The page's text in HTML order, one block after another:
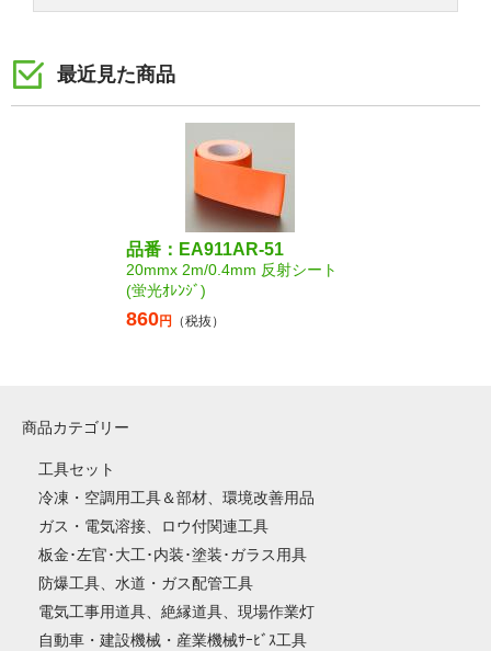
最近見た商品
品番：EA911AR-51
20mmx 2m/0.4mm 反射シート
(蛍光ｵﾚﾝｼﾞ)
860円 （税抜）
商品カテゴリー
工具セット
冷凍・空調用工具＆部材、環境改善用品
ガス・電気溶接、ロウ付関連工具
板金･左官･大工･内装･塗装･ガラス用具
防爆工具、水道・ガス配管工具
電気工事用道具、絶縁道具、現場作業灯
自動車・建設機械・産業機械ｻｰﾋﾞｽ工具